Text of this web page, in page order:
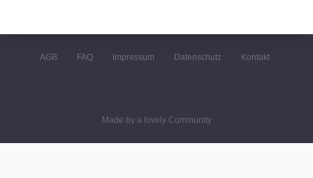
AGB FAQ Impressum Datenschutz Kontakt
Made by a lovely Community